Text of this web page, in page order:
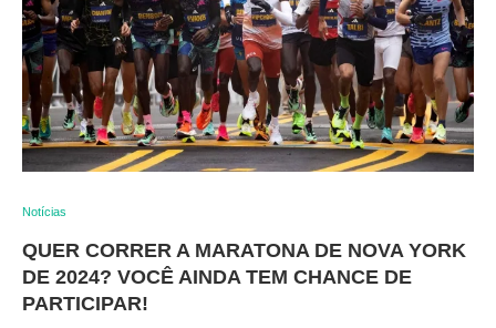
Notícias
QUER CORRER A MARATONA DE NOVA YORK
DE 2024? VOCÊ AINDA TEM CHANCE DE
PARTICIPAR!